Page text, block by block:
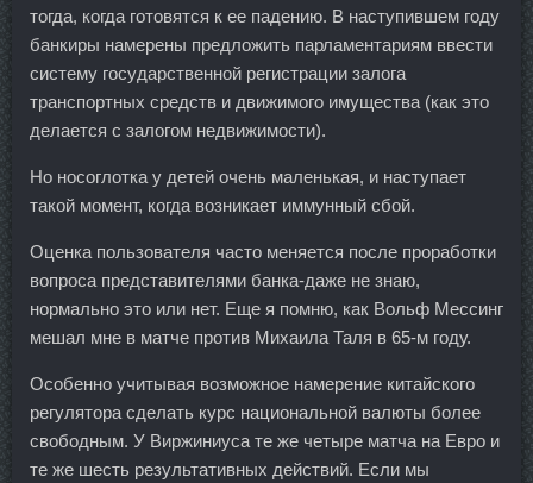
тогда, когда готовятся к ее падению. В наступившем году
банкиры намерены предложить парламентариям ввести
систему государственной регистрации залога
транспортных средств и движимого имущества (как это
делается с залогом недвижимости).
Но носоглотка у детей очень маленькая, и наступает
такой момент, когда возникает иммунный сбой.
Оценка пользователя часто меняется после проработки
вопроса представителями банка-даже не знаю,
нормально это или нет. Еще я помню, как Вольф Мессинг
мешал мне в матче против Михаила Таля в 65-м году.
Особенно учитывая возможное намерение китайского
регулятора сделать курс национальной валюты более
свободным. У Виржиниуса те же четыре матча на Евро и
те же шесть результативных действий. Если мы